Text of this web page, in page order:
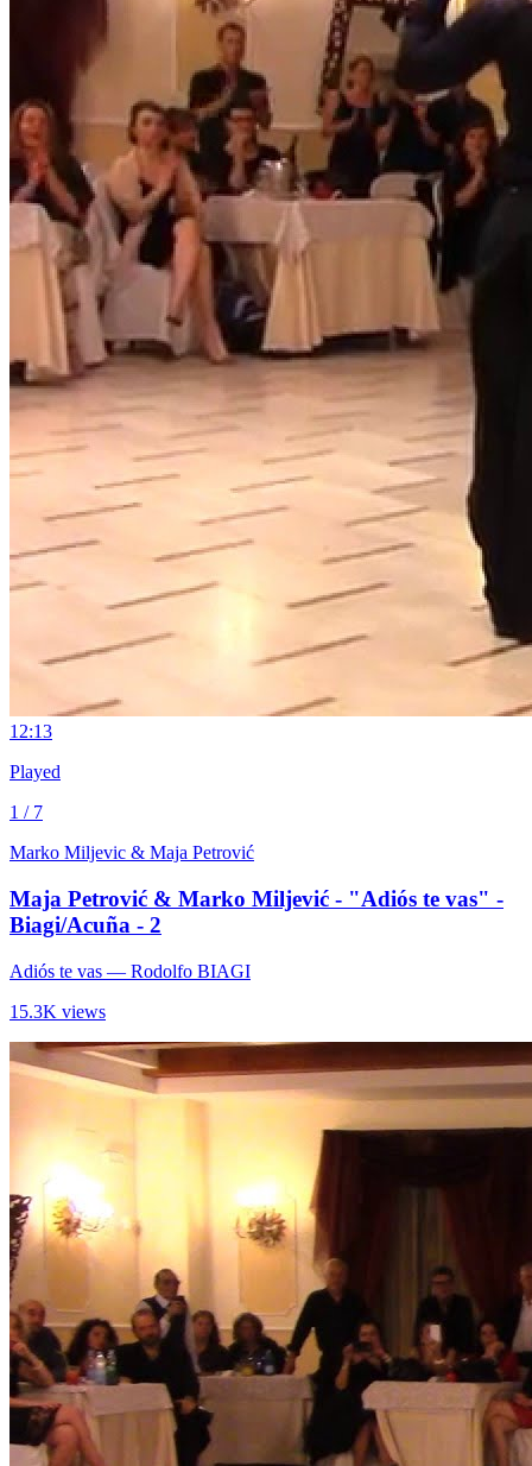
1 2:13
Played
1 / 7
Marko Miljevic & Maja Petrović
Maja Petrović & Marko Miljević - "Adiós te vas" -
Biagi/Acuña - 2
Adiós te vas — Rodolfo BIAGI
15.3K views